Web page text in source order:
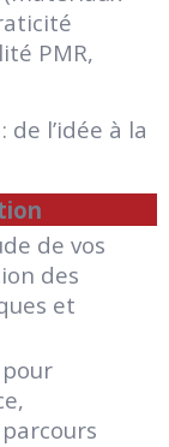
PMR,
l’idée à la
de vos
des
et